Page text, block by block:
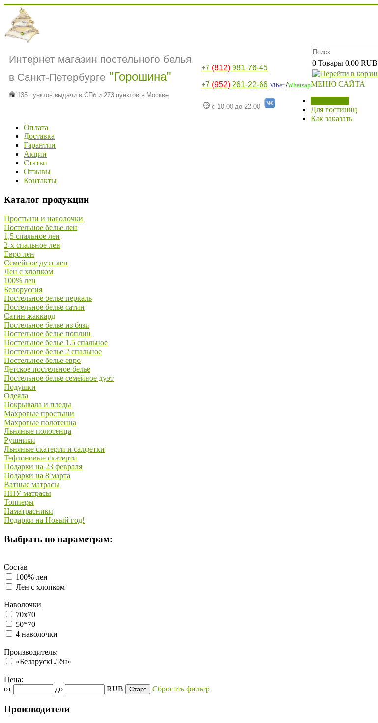
Интернет магазин постельного белья
в Санкт-Петербурге "Горошина"
135 пунктов выдачи в СПб и 273 пунктов в Москве
+7 (812) 981-76-45
+7 (952) 261-22-66 Viber/Whatsap
с 10.00 до 22.00
0 Товары 0.00 RUB
МЕНЮ САЙТА
Для гостиниц
Как заказать
Оплата
Доставка
Гарантии
Акции
Статьи
Отзывы
Контакты
Каталог продукции
Простыни и наволочки
Постельное белье лен
1,5 спальное лен
2-х спальное лен
Евро лен
Семейное дуэт лен
Лен с хлопком
100% лен
Белоруссия
Постельное белье перкаль
Постельное белье сатин
Сатин жаккард
Постельное белье из бязи
Постельное белье поплин
Постельное белье 1.5 спальное
Постельное белье 2 спальное
Постельное белье евро
Детское постельное белье
Постельное белье семейное дуэт
Подушки
Одеяла
Покрывала и пледы
Махровые простыни
Махровые полотенца
Льняные полотенца
Рушники
Льняные скатерти и салфетки
Тефлоновые скатерти
Подарки на 23 февраля
Подарки на 8 марта
Ватные матрасы
ППУ матрасы
Топперы
Наматрасники
Подарки на Новый год!
Выбрать по параметрам:
Состав
100% лен
Лен с хлопком
Наволочки
70х70
50*70
4 наволочки
Производитель:
«Беларускi Лён»
Цена:
от
до RUB Сбросить фильтр
Производители